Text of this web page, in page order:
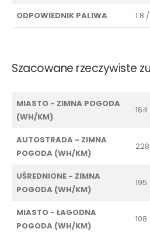
ODPOWIEDNIK PALIWA 1.8
Szacowane rzeczywiste
MIASTO - ZIMNA POGODA
(WH/KM)
164
AUTOSTRADA - ZIMNA
POGODA (WH/KM)
228
UŚREDNIONE - ZIMNA
POGODA (WH/KM)
195
MIASTO - ŁAGODNA
POGODA (WH/KM)
108